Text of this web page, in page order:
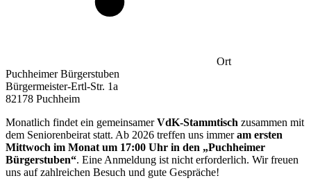
Ort
Puchheimer Bürgerstuben
Bürgermeister-Ertl-Str. 1a
82178 Puchheim
Monatlich findet ein gemeinsamerVdK-Stammtisch zusammen mit
dem Seniorenbeirat statt. Ab 2026 treffen uns immeram ersten
Mittwoch im Monat um 17:00 Uhr in den „Puchheimer
Bürgerstuben“. Eine Anmeldung ist nicht erforderlich. Wir freuen
uns auf zahlreichen Besuch und gute Gespräche!